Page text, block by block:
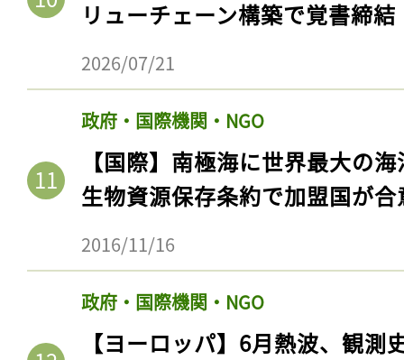
リューチェーン構築で覚書締結
2026/07/21
政府・国際機関・NGO
【国際】南極海に世界最大の
生物資源保存条約で加盟国が合
2016/11/16
政府・国際機関・NGO
【ヨーロッパ】6月熱波、観